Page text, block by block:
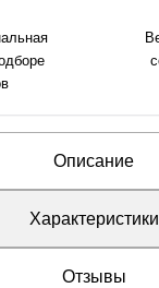
Описание
Характеристики
Отзывы